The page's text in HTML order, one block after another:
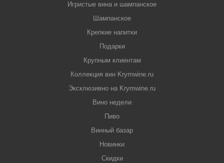
Игристые вина и шампанское
Шампанское
Крепкие напитки
Подарки
Крупным клиентам
Коллекция вин Krymwine.ru
Эксклюзивно на Krymwine.ru
Вино недели
Пиво
Винный базар
Новинки
Скидки